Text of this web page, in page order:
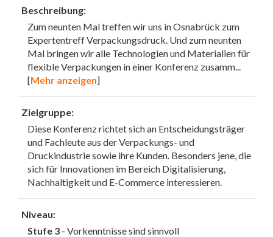
Beschreibung:
Zum neunten Mal treffen wir uns in Osnabrück zum
Expertentreff Verpackungsdruck. Und zum neunten
Mal bringen wir alle Technologien und Materialien für
flexible Verpackungen in einer Konferenz zusamm...
[Mehr anzeigen]
Zielgruppe:
Diese Konferenz richtet sich an Entscheidungsträger
und Fachleute aus der Verpackungs- und
Druckindustrie sowie ihre Kunden. Besonders jene, die
sich für Innovationen im Bereich Digitalisierung,
Nachhaltigkeit und E-Commerce interessieren.
Niveau:
Stufe 3 - Vorkenntnisse sind sinnvoll